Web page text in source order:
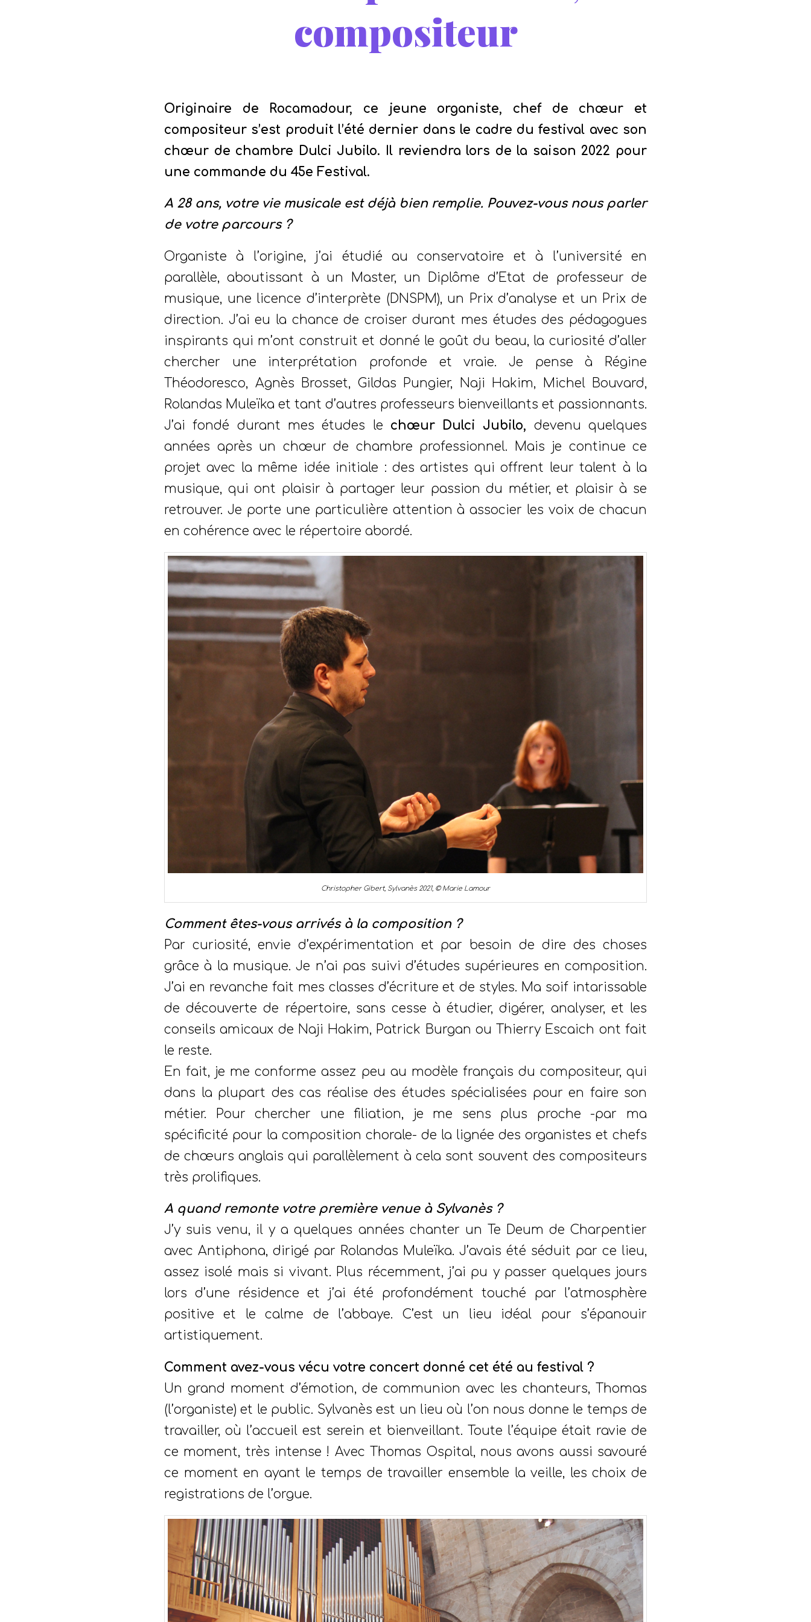
compositeur
Originaire de Rocamadour, ce jeune organiste, chef de chœur et
compositeur s’est produit l’été dernier dans le cadre du festival avec son
chœur de chambre Dulci Jubilo. Il reviendra lors de la saison 2022 pour
une commande du 45e Festival.
A 28 ans, votre vie musicale est déjà bien remplie. Pouvez-vous nous parler
de votre parcours ?
Organiste à l’origine, j’ai étudié au conservatoire et à l’université en
parallèle, aboutissant à un Master, un Diplôme d’Etat de professeur de
musique, une licence d’interprète (DNSPM), un Prix d’analyse et un Prix de
direction. J’ai eu la chance de croiser durant mes études des pédagogues
inspirants qui m’ont construit et donné le goût du beau, la curiosité d’aller
chercher une interprétation profonde et vraie. Je pense à Régine
Théodoresco, Agnès Brosset, Gildas Pungier, Naji Hakim, Michel Bouvard,
Rolandas Muleïka et tant d’autres professeurs bienveillants et passionnants.
J’ai fondé durant mes études le chœur Dulci Jubilo, devenu quelques
années après un chœur de chambre professionnel. Mais je continue ce
projet avec la même idée initiale : des artistes qui offrent leur talent à la
musique, qui ont plaisir à partager leur passion du métier, et plaisir à se
retrouver. Je porte une particulière attention à associer les voix de chacun
en cohérence avec le répertoire abordé.
Christopher Gibert, Sylvanès 2021, © Marie Lamour
Comment êtes-vous arrivés à la composition ?
Par curiosité, envie d’expérimentation et par besoin de dire des choses
grâce à la musique. Je n’ai pas suivi d’études supérieures en composition.
J’ai en revanche fait mes classes d’écriture et de styles. Ma soif intarissable
de découverte de répertoire, sans cesse à étudier, digérer, analyser, et les
conseils amicaux de Naji Hakim, Patrick Burgan ou Thierry Escaich ont fait
le reste.
En fait, je me conforme assez peu au modèle français du compositeur, qui
dans la plupart des cas réalise des études spécialisées pour en faire son
métier. Pour chercher une filiation, je me sens plus proche -par ma
spécificité pour la composition chorale- de la lignée des organistes et chefs
de chœurs anglais qui parallèlement à cela sont souvent des compositeurs
très prolifiques.
A quand remonte votre première venue à Sylvanès ?
J’y suis venu, il y a quelques années chanter un Te Deum de Charpentier
avec Antiphona, dirigé par Rolandas Muleïka. J’avais été séduit par ce lieu,
assez isolé mais si vivant. Plus récemment, j’ai pu y passer quelques jours
lors d’une résidence et j’ai été profondément touché par l’atmosphère
positive et le calme de l’abbaye. C’est un lieu idéal pour s’épanouir
artistiquement.
Comment avez-vous vécu votre concert donné cet été au festival ?
Un grand moment d’émotion, de communion avec les chanteurs, Thomas
(l’organiste) et le public. Sylvanès est un lieu où l’on nous donne le temps de
travailler, où l’accueil est serein et bienveillant. Toute l’équipe était ravie de
ce moment, très intense ! Avec Thomas Ospital, nous avons aussi savouré
ce moment en ayant le temps de travailler ensemble la veille, les choix de
registrations de l’orgue.